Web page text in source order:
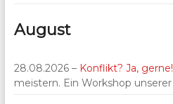
August
28.08.2026 – Konflikt? Ja, gerne!
meistern. Ein Workshop unserer